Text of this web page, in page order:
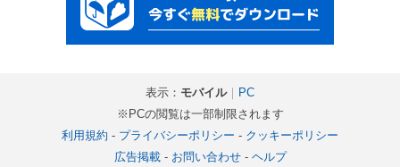
表示： モバイル｜ PC
※PCの閲覧は一部制限されます
利用規約 - プライバシーポリシー - クッキーポリシー
広告掲載- お問い合わせ- ヘルプ